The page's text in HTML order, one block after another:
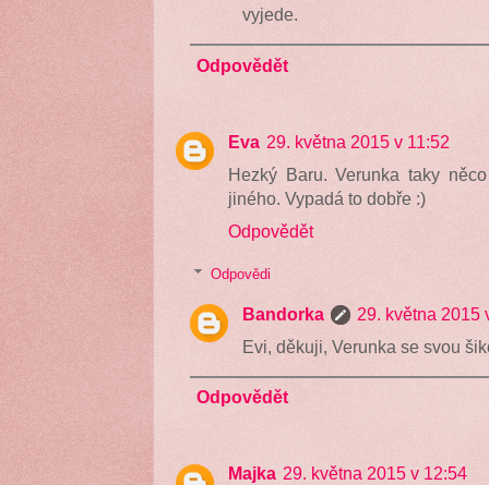
vyjede.
Odpovědět
Eva 29. května 2015 v 11:52
Hezký Baru. Verunka taky
jiného. Vypadá to dobře :)
Odpovědět
Odpovědi
Bandorka
29. května 2015
Evi, děkuji, Verunka se svou
Odpovědět
Majka 29. května 2015 v 12:54